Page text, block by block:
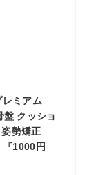
レミアム
クッショ
勢矯正
1000円